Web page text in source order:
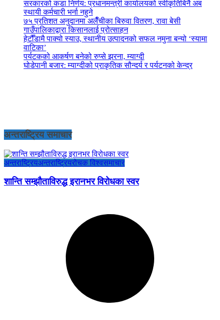
सरकारको कडा निर्णय: प्रधानमन्त्री कार्यालयको स्वीकृतिबिनै अब
स्थायी कर्मचारी भर्ना नहुने
७५ प्रतिशत अनुदानमा अलैँचीका बिरुवा वितरण, रावा बेसी
गाउँपालिकाद्वारा किसानलाई प्रोत्साहन
हेटौँडामै पाक्यो स्याउ, स्थानीय उत्पादनको सफल नमुना बन्यो ‘स्यामा
वाटिका’
पर्यटकको आकर्षण बनेको रुप्से झरना, म्याग्दी
घोडेपानी बजार: म्याग्दीको प्राकृतिक सौन्दर्य र पर्यटनको केन्द्र
अन्तराष्ट्रिय समाचार
अन्तराष्ट्रियअन्तराष्ट्रियरोचक विश्वसमाचार
शान्ति सम्झौताविरुद्ध इरानभर विरोधका स्वर